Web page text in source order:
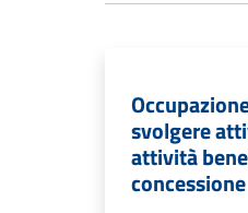
svolgere
attività
concessione